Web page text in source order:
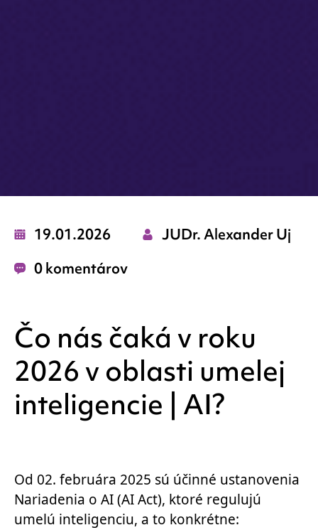
19.01.2026
JUDr. Alexander Uj
0 komentárov
Čo nás čaká v roku
2026 v oblasti umelej
inteligencie | AI?
Od 02. februára 2025 sú účinné ustanovenia
Nariadenia o AI (AI Act), ktoré regulujú
umelú inteligenciu, a to konkrétne: